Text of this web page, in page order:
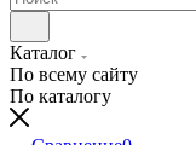
Каталог
По всему сайту
По каталогу